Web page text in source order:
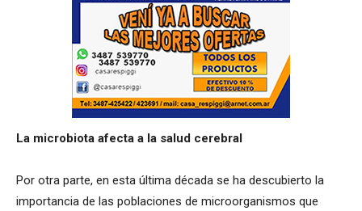
La microbiota afecta a la salud cerebral
Por otra parte, en esta última década se ha descubierto la
importancia de las poblaciones de microorganismos que